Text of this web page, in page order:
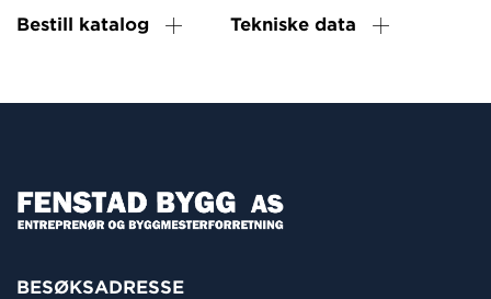
Bestill katalog Tekniske data
BESØKSADRESSE